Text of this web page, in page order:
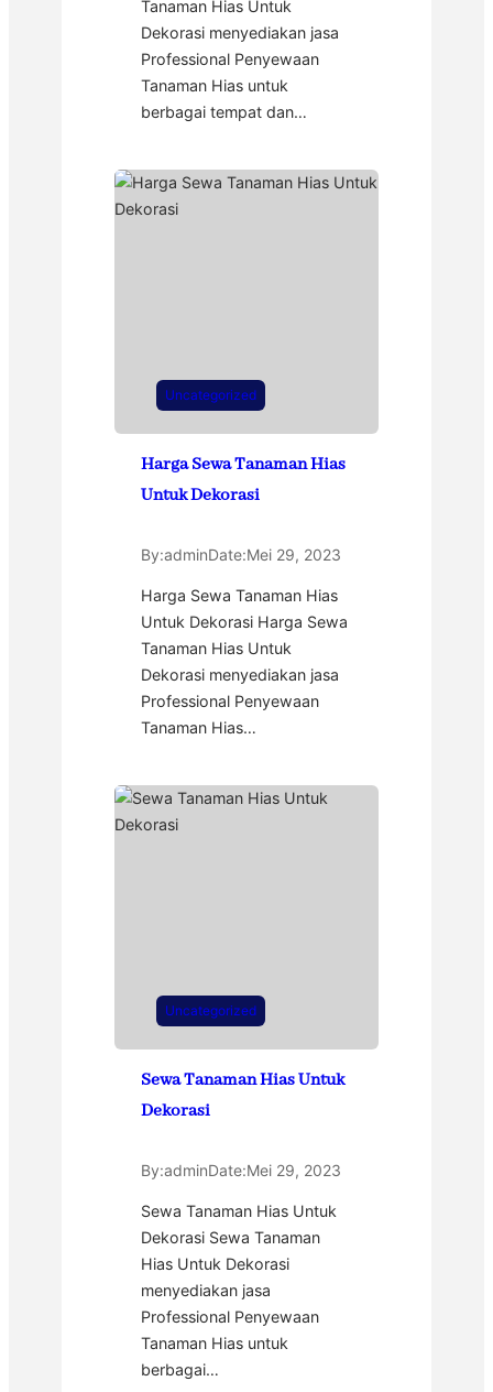
Tanaman Hias Untuk
Dekorasi menyediakan jasa
Professional Penyewaan
Tanaman Hias untuk
berbagai tempat dan…
Uncategorized
Harga Sewa Tanaman Hias
Untuk Dekorasi
By:adminDate:Mei 29, 2023
Harga Sewa Tanaman Hias
Untuk Dekorasi Harga Sewa
Tanaman Hias Untuk
Dekorasi menyediakan jasa
Professional Penyewaan
Tanaman Hias…
Uncategorized
Sewa Tanaman Hias Untuk
Dekorasi
By:adminDate:Mei 29, 2023
Sewa Tanaman Hias Untuk
Dekorasi Sewa Tanaman
Hias Untuk Dekorasi
menyediakan jasa
Professional Penyewaan
Tanaman Hias untuk
berbagai…